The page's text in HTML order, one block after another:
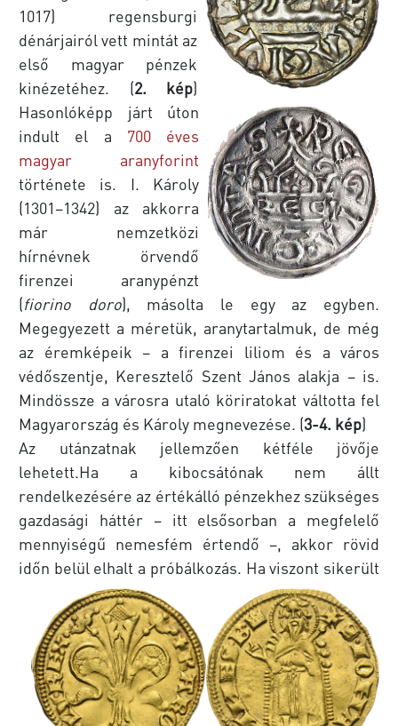
1017) regensburgi
dénárjairól vett mintát az
első magyar pénzek
kinézetéhez. (2. kép)
Hasonlóképp járt úton
indult el a 700 éves
magyar aranyforint
története is. I. Károly
(1301–1342) az akkorra
már nemzetközi
hírnévnek örvendő
firenzei aranypénzt
(fiorino doro), másolta le egy az egyben.
Megegyezett a méretük, aranytartalmuk, de még
az éremképeik – a firenzei liliom és a város
védőszentje, Keresztelő Szent János alakja – is.
Mindössze a városra utaló köriratokat váltotta fel
Magyarország és Károly megnevezése. (3-4. kép)
Az utánzatnak jellemzően kétféle jövője
lehetett.Ha a kibocsátónak nem állt
rendelkezésére az értékálló pénzekhez szükséges
gazdasági háttér – itt elsősorban a megfelelő
mennyiségű nemesfém értendő –, akkor rövid
időn belül elhalt a próbálkozás. Ha viszont sikerült